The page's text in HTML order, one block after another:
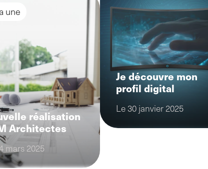
une
réalisation
Architectes
mars 2025
Je découvre mon
profil digital
Le 30 janvier 2025